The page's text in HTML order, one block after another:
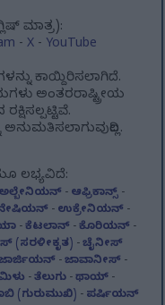
ಮಾತ್ರ):
- X- YouTube
ಕಾಯ್ದಿರಿಸಲಾಗಿದೆ.
ಅಂತರರಾಷ್ಟ್ರೀಯ
ಲಭ್ಯವಿದೆ:
ಅಲ್ಬೇನಿಯನ್ - ಆಫ್ರಿಕಾನ್ಸ್ -
- ಉಕ್ರೇನಿಯನ್ -
-ಕೆಟಲಾನ್ -ಕೊರಿಯನ್ -
(ಸರಳೀಕೃತ) -ಚೈನೀಸ್
-ಜಾವಾನೀಸ್ -
-ತೆಲುಗು-ಥಾಯ್-
(ಗುರುಮುಖಿ) - ಪರ್ಷಿಯನ್